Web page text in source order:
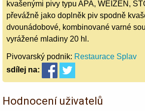
kvašenými pivy typu APA, WEIZEN,
převážně jako doplněk piv spodně
dvounádobové, kombinované varné
vyrážené mladiny 20 hl.
Pivovarský podnik: Restaurace Splav
sdílej na:
Hodnocení uživatelů